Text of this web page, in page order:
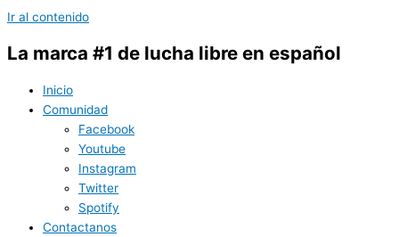
Ir al contenido
La marca #1 de lucha libre en español
Inicio
Comunidad
Facebook
Youtube
Instagram
Twitter
Spotify
Contactanos